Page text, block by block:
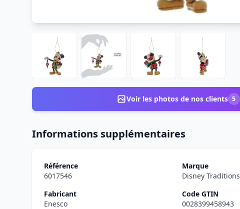
Voir les photos de nos clients 5
Informations supplémentaires
Référence
6017546
Marque
Disney Traditions
Fabricant
Enesco
Code GTIN
0028399458943